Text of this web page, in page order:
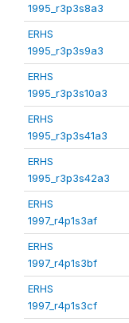
1995_r3p3s8a3
ERHS
1995_r3p3s9a3
ERHS
1995_r3p3s10a3
ERHS
1995_r3p3s41a3
ERHS
1995_r3p3s42a3
ERHS
1997_r4p1s3af
ERHS
1997_r4p1s3bf
ERHS
1997_r4p1s3cf